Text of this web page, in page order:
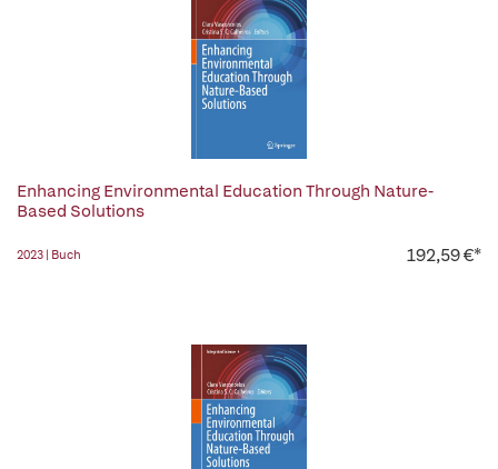
Enhancing Environmental Education Through Nature-
Based Solutions
2023 | Buch 192,59 €*